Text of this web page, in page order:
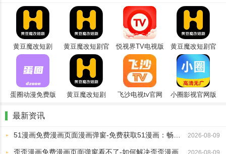
保用户信息的安全。
米可动漫app使用教程
1、下载并安装米可动漫应用程序，然后进入软件。
黄豆魔改短剧
2026最新版
黄豆魔改短剧官
方版
悦视界TV电视版
黄豆魔改短剧官
方正版
蛋圈动漫免费版
黄豆魔改短剧
飞沙电视tv官网
小圈影视官网版
最新资讯
2026-08-09
2026-08-09